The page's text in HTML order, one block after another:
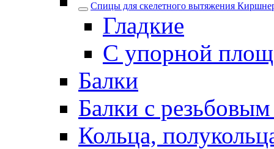
Спицы для cкелетного вытяжения
Гладкие
С упорной
Балки
Балки с
Кольца,